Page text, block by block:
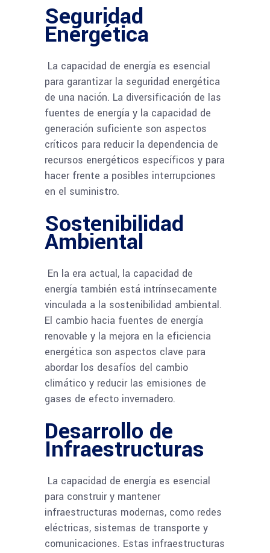
Seguridad
Energética
La capacidad de energía es esencial
para garantizar la seguridad energética
de una nación. La diversificación de las
fuentes de energía y la capacidad de
generación suficiente son aspectos
críticos para reducir la dependencia de
recursos energéticos específicos y para
hacer frente a posibles interrupciones
en el suministro.
Sostenibilidad
Ambiental
En la era actual, la capacidad de
energía también está intrínsecamente
vinculada a la sostenibilidad ambiental.
El cambio hacia fuentes de energía
renovable y la mejora en la eficiencia
energética son aspectos clave para
abordar los desafíos del cambio
climático y reducir las emisiones de
gases de efecto invernadero.
Desarrollo de
Infraestructuras
La capacidad de energía es esencial
para construir y mantener
infraestructuras modernas, como redes
eléctricas, sistemas de transporte y
comunicaciones. Estas infraestructuras